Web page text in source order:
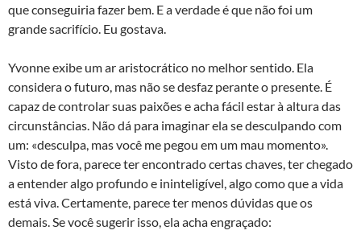
que conseguiria fazer bem. E a verdade é que não foi um
grande sacrifício. Eu gostava.
Yvonne exibe um ar aristocrático no melhor sentido. Ela
considera o futuro, mas não se desfaz perante o presente. É
capaz de controlar suas paixões e acha fácil estar à altura das
circunstâncias. Não dá para imaginar ela se desculpando com
um: «desculpa, mas você me pegou em um mau momento».
Visto de fora, parece ter encontrado certas chaves, ter chegado
a entender algo profundo e ininteligível, algo como que a vida
está viva. Certamente, parece ter menos dúvidas que os
demais. Se você sugerir isso, ela acha engraçado: